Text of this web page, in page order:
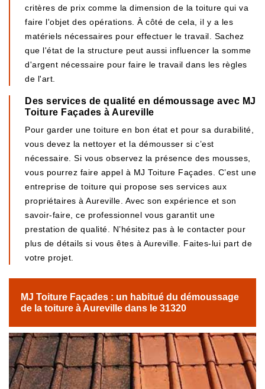
critères de prix comme la dimension de la toiture qui va
faire l'objet des opérations. À côté de cela, il y a les
matériels nécessaires pour effectuer le travail. Sachez
que l'état de la structure peut aussi influencer la somme
d'argent nécessaire pour faire le travail dans les règles
de l'art.
Des services de qualité en démoussage avec MJ
Toiture Façades à Aureville
Pour garder une toiture en bon état et pour sa durabilité,
vous devez la nettoyer et la démousser si c’est
nécessaire. Si vous observez la présence des mousses,
vous pourrez faire appel à MJ Toiture Façades. C’est une
entreprise de toiture qui propose ses services aux
propriétaires à Aureville. Avec son expérience et son
savoir-faire, ce professionnel vous garantit une
prestation de qualité. N’hésitez pas à le contacter pour
plus de détails si vous êtes à Aureville. Faites-lui part de
votre projet.
MJ Toiture Façades : un habitué du démoussage
de la toiture à Aureville dans le 31320